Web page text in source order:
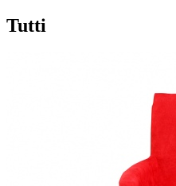
Tutti